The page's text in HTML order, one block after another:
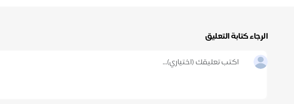
الرجاء كتابة التعليق